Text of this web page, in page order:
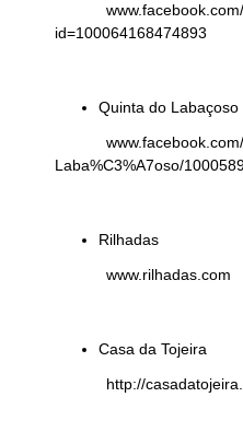
id=100064168474893
Quinta do Labaçoso
Laba%C3%A7oso/
Rilhadas
www.rilhadas.com
Casa da Tojeira
http://